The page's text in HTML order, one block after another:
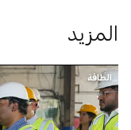
المزيد
الطاقة